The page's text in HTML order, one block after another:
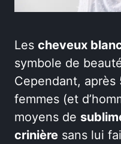
Les cheveux
symbole de
Cependant, après
femmes (et
moyens de
crinière sans lui